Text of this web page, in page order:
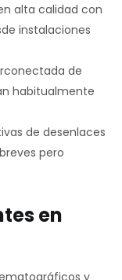
alta calidad con
instalaciones
de
habitualmente
de desenlaces
pero
en